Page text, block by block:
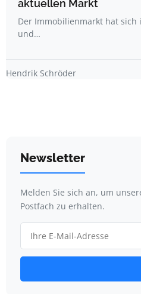
aktuellen Markt
Der Immobilienmarkt hat
und…
Hendrik Schröder
Newsletter
Melden Sie sich an, um
Postfach zu erhalten.